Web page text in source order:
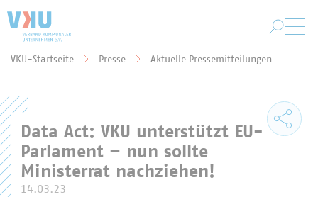
VKU-Startseite Presse Aktuelle Pressemitteilungen
Data Act: VKU unterstützt EU-
Parlament – nun sollte
Ministerrat nachziehen!
14.03.23